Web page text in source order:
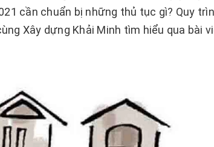
cần chuẩn bị những thủ tục gì? Quy
Xây dựng Khải Minh tìm hiểu qua bài